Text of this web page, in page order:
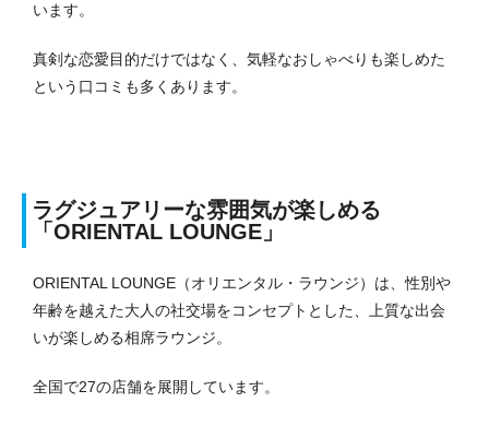
います。
真剣な恋愛目的だけではなく、気軽なおしゃべりも楽しめた
という口コミも多くあります。
ラグジュアリーな雰囲気が楽しめる
「ORIENTAL LOUNGE」
ORIENTAL LOUNGE（オリエンタル・ラウンジ）は、性別や
年齢を越えた大人の社交場をコンセプトとした、上質な出会
いが楽しめる相席ラウンジ。
全国で27の店舗を展開しています。